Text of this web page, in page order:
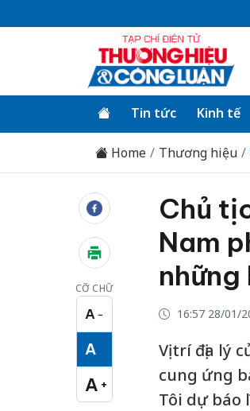
Tin tức Kinh tế
Home Thương hiệu
CỠ CHỮ
A −
Cỡ chữ nhỏ
A
Cỡ chữ vừa
A +
Cỡ chữ lớn
Chủ
Nam
16:57 28/01/
Vị trí địa lý
cung ứng
Tôi dự báo